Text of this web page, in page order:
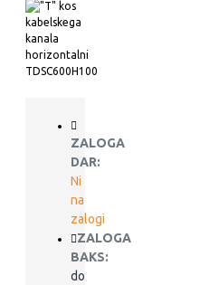
ZALOGA
DAR:
Ni
na
zalogi
ZALOGA
BAKS:
do